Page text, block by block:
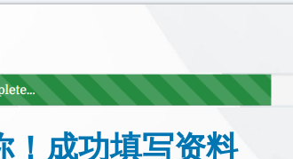
！成功填写资料